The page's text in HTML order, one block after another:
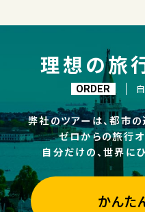
理想の旅
ORDER
弊社のツアーは、都市
ゼロからの旅行
自分だけの、世界に
かんた